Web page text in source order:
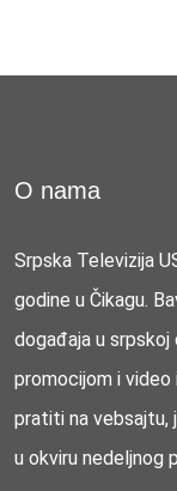
O nama
Srpska Televizija
godine u Čikagu.
događaja u srpskoj
promocijom i
pratiti na vebsajtu,
u okviru nedeljnog